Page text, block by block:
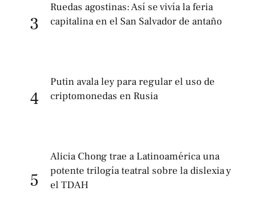
3
Ruedas agostinas: Así se vivía la feria
capitalina en el San Salvador de antaño
4
Putin avala ley para regular el uso de
criptomonedas en Rusia
5
Alicia Chong trae a Latinoamérica una
potente trilogía teatral sobre la dislexia y
el TDAH